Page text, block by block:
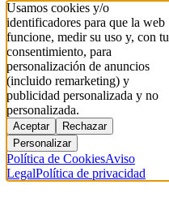
Usamos cookies y/o
identificadores para que la web
funcione, medir su uso y, con tu
consentimiento, para
personalización de anuncios
(incluido remarketing) y
publicidad personalizada y no
personalizada.
Aceptar
Rechazar
Personalizar
Política de CookiesAviso
LegalPolítica de privacidad